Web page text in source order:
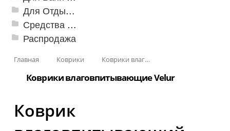
Для Отдыха и Пикника
Средства от насекомых и садовых вредителей
Распродажа
Главная Коврики Коврики влаговпитывающие
Коврики влаговпитывающие Velur
Коврик